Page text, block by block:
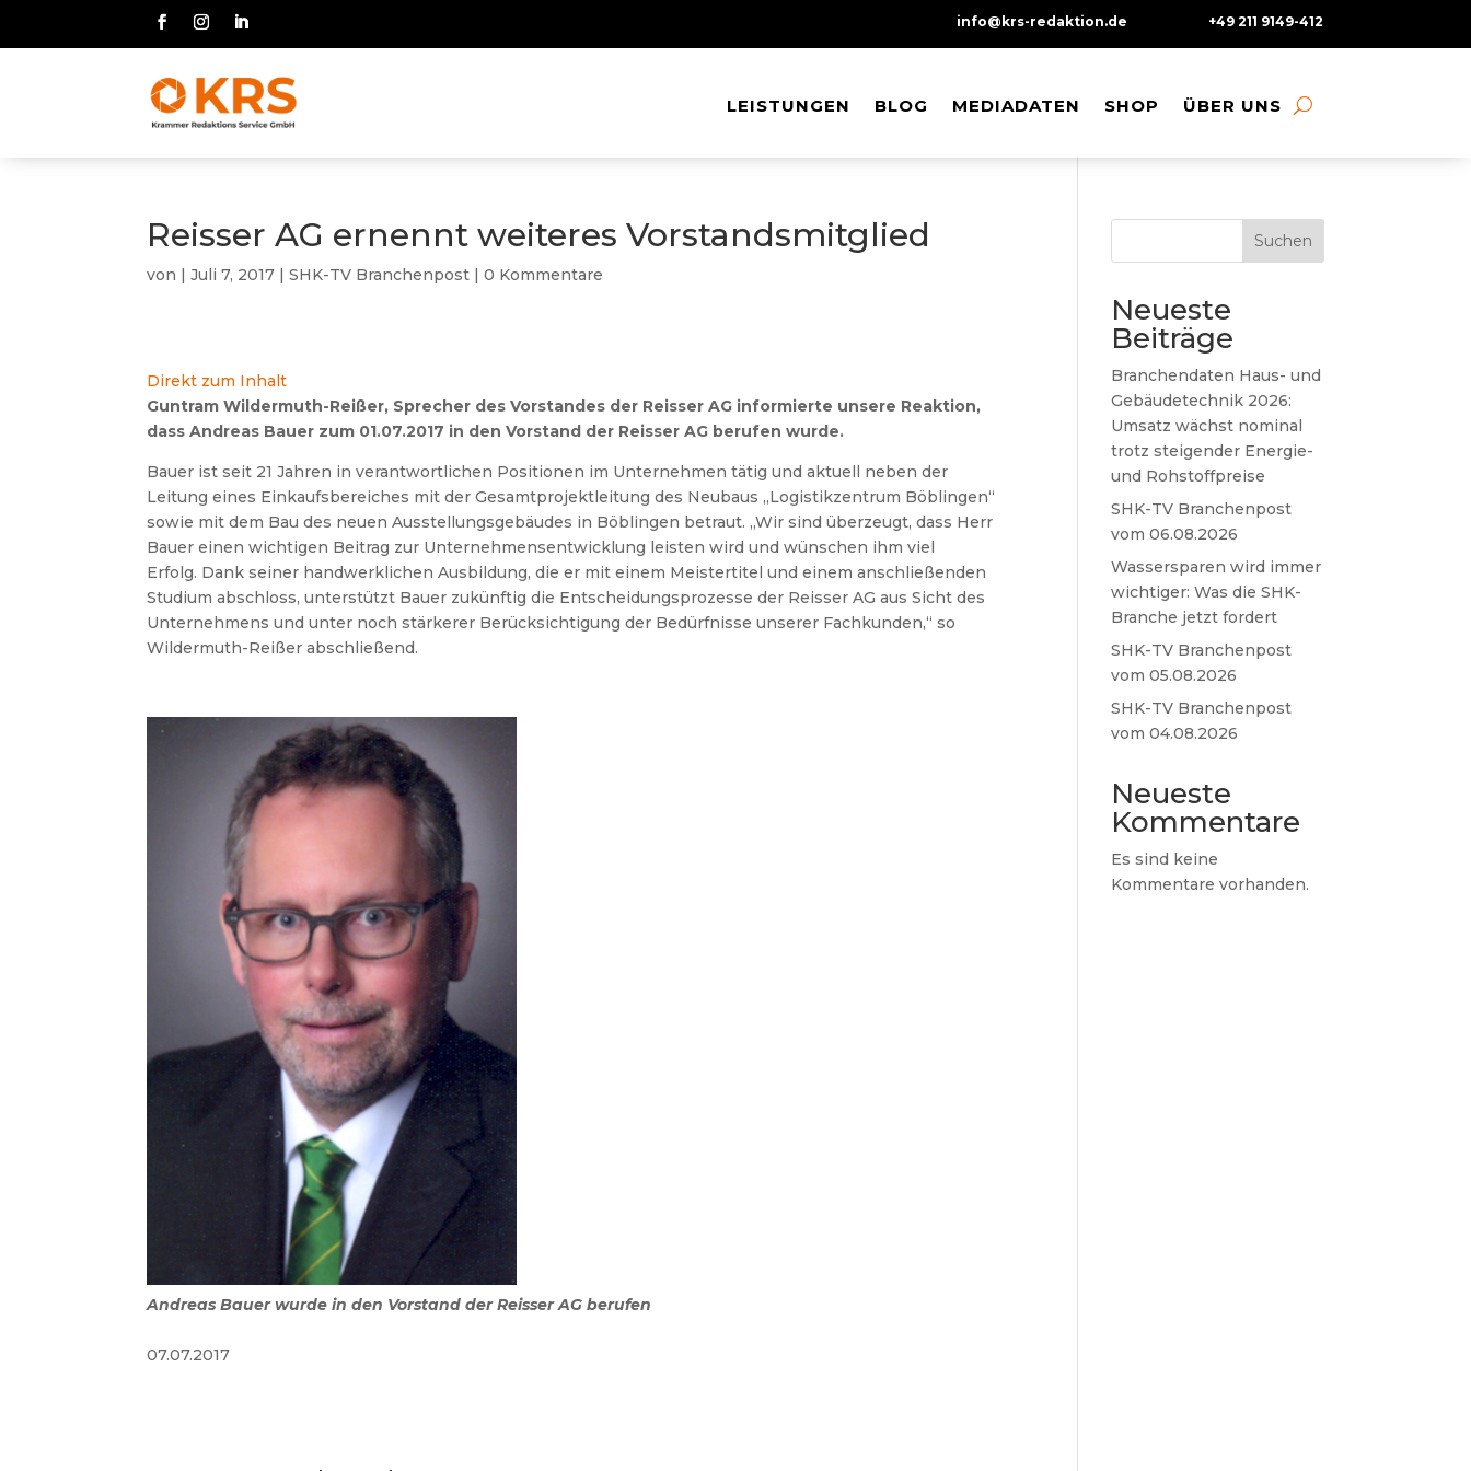
info@krs-redaktion.de +49 211 9149-412
LEISTUNGEN BLOG MEDIADATEN SHOP ÜBER UNS
LEISTUNGEN BLOG MEDIADATEN SHOP ÜBER UNS
Reisser AG ernennt weiteres Vorstandsmitglied
von |Juli 7, 2017 |SHK-TV Branchenpost |0 Kommentare
Direkt zum Inhalt
Guntram Wildermuth-Reißer, Sprecher des Vorstandes der Reisser AG informierte unsere Reaktion,
dass Andreas Bauer zum 01.07.2017 in den Vorstand der Reisser AG berufen wurde.
Bauer ist seit 21 Jahren in verantwortlichen Positionen im Unternehmen tätig und aktuell neben der
Leitung eines Einkaufsbereiches mit der Gesamtprojektleitung des Neubaus „Logistikzentrum Böblingen“
sowie mit dem Bau des neuen Ausstellungsgebäudes in Böblingen betraut. „Wir sind überzeugt, dass Herr
Bauer einen wichtigen Beitrag zur Unternehmensentwicklung leisten wird und wünschen ihm viel
Erfolg. Dank seiner handwerklichen Ausbildung, die er mit einem Meistertitel und einem anschließenden
Studium abschloss, unterstützt Bauer zukünftig die Entscheidungsprozesse der Reisser AG aus Sicht des
Unternehmens und unter noch stärkerer Berücksichtigung der Bedürfnisse unserer Fachkunden,“so
Wildermuth-Reißer abschließend.
Andreas Bauer wurde in den Vorstand der Reisser AG berufen
07.07.2017
Suchen
Neueste
Beiträge
Branchendaten Haus- und
Gebäudetechnik 2026:
Umsatz wächst nominal
trotz steigender Energie-
und Rohstoffpreise
SHK-TV Branchenpost
vom 06.08.2026
Wassersparen wird immer
wichtiger: Was die SHK-
Branche jetzt fordert
SHK-TV Branchenpost
vom 05.08.2026
SHK-TV Branchenpost
vom 04.08.2026
Neueste
Kommentare
Es sind keine
Kommentare vorhanden.